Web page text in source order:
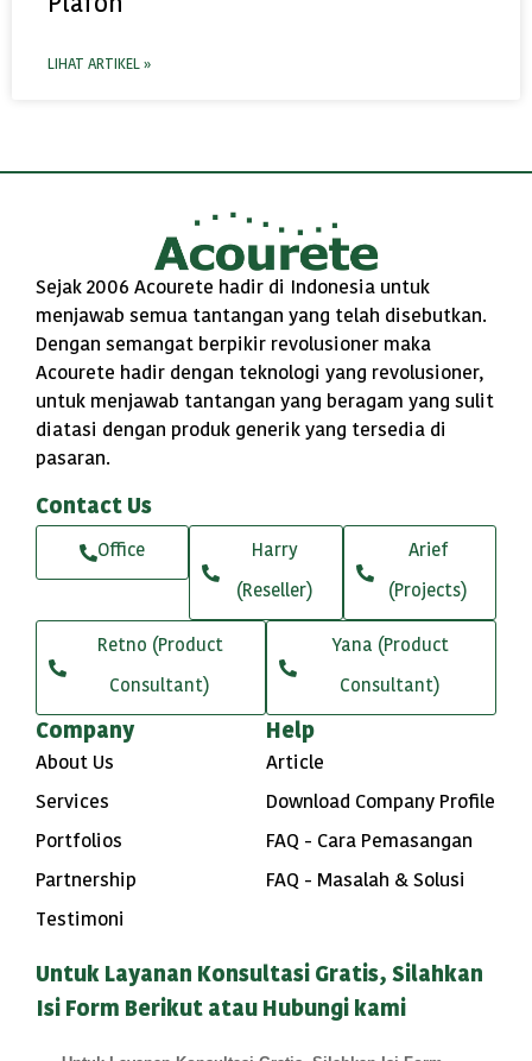
LIHAT ARTIKEL »
Sejak 2006 Acourete hadir di Indonesia untuk
menjawab semua tantangan yang telah disebutkan.
Dengan semangat berpikir revolusioner maka
Acourete hadir dengan teknologi yang revolusioner,
untuk menjawab tantangan yang beragam yang sulit
diatasi dengan produk generik yang tersedia di
pasaran.
Contact Us
Office Harry
(Reseller)
Arief
(Projects)
Retno (Product
Consultant)
Yana (Product
Consultant)
Company
About Us
Services
Portfolios
Partnership
Testimoni
Help
Article
Download Company Profile
FAQ - Cara Pemasangan
FAQ - Masalah & Solusi
Untuk Layanan Konsultasi Gratis, Silahkan
Isi Form Berikut atau Hubungi kami